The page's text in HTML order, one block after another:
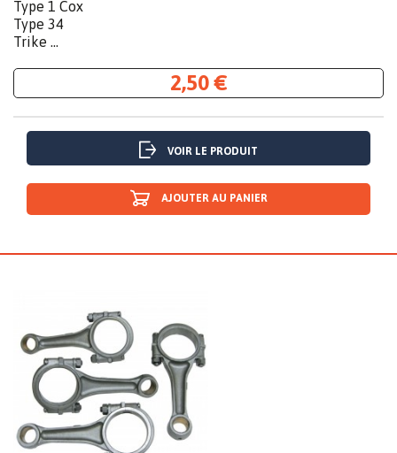
Type 1 Cox
Type 34
Trike ...
2,50 €
VOIR LE PRODUIT
AJOUTER AU PANIER